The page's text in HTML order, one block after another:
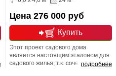
Купить
Цена 276 000 руб
подробнее
Этот проект садового дома
является настоящим эталоном для
садового жилья, т.к. сочетает в себе